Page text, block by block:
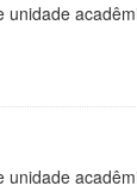
unidade
unidade